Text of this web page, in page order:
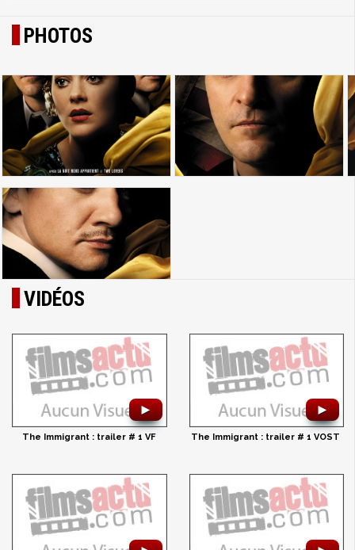
PHOTOS
VIDÉOS
►
The Immigrant : trailer # 1 VF
►
The Immigrant : trailer # 1 VOST